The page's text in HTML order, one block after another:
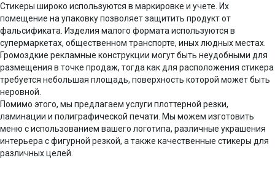
Стикеры широко используются в маркировке и учете. Их
помещение на упаковку позволяет защитить продукт от
фальсификата. Изделия малого формата используются в
супермаркетах, общественном транспорте, иных людных местах.
Громоздкие рекламные конструкции могут быть неудобными для
размещения в точке продаж, тогда как для расположения стикера
требуется небольшая площадь, поверхность которой может быть
неровной.
Помимо этого, мы предлагаем услуги плоттерной резки,
ламинации и полиграфической печати. Мы можем изготовить
меню с использованием вашего логотипа, различные украшения
интерьера с фигурной резкой, а также качественные стикеры для
различных целей.